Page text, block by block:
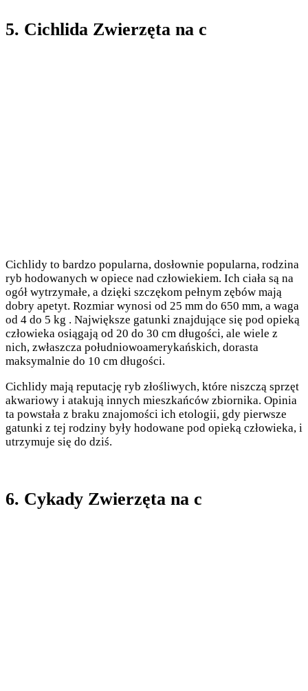
5. Cichlida Zwierzęta na c
Cichlidy to bardzo popularna, dosłownie popularna, rodzina
ryb hodowanych w opiece nad człowiekiem. Ich ciała są na
ogół wytrzymałe, a dzięki szczękom pełnym zębów mają
dobry apetyt. Rozmiar wynosi od 25 mm do 650 mm, a waga
od 4 do 5 kg . Największe gatunki znajdujące się pod opieką
człowieka osiągają od 20 do 30 cm długości, ale wiele z
nich, zwłaszcza południowoamerykańskich, dorasta
maksymalnie do 10 cm długości.
Cichlidy mają reputację ryb złośliwych, które niszczą sprzęt
akwariowy i atakują innych mieszkańców zbiornika. Opinia
ta powstała z braku znajomości ich etologii, gdy pierwsze
gatunki z tej rodziny były hodowane pod opieką człowieka, i
utrzymuje się do dziś.
6. Cykady Zwierzęta na c